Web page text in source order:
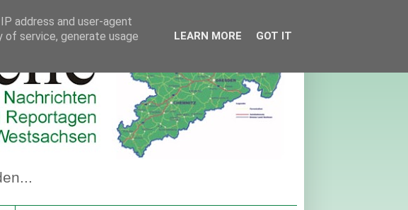
address and user-agent
of service, generate usage
LEARN MORE GOT IT